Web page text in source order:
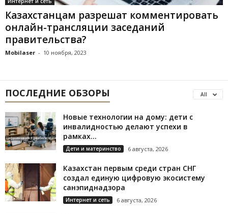
Казахстанцам разрешат комментировать
онлайн-трансляции заседаний
правительства?
Mobilaser - 10 ноября, 2023
ПОСЛЕДНИЕ ОБЗОРЫ All
Новые технологии на дому: дети с
инвалидностью делают успехи в
рамках...
Дети и материнство 6 августа, 2026
Казахстан первым среди стран СНГ
создал единую цифровую экосистему
санэпиднадзора
Интернет и сеть 6 августа, 2026